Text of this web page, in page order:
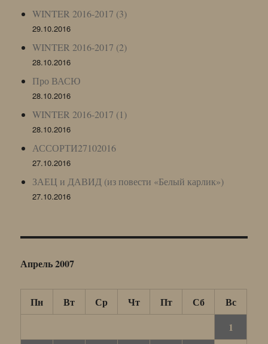
WINTER 2016-2017 (3)
29.10.2016
WINTER 2016-2017 (2)
28.10.2016
Про ВАСЮ
28.10.2016
WINTER 2016-2017 (1)
28.10.2016
АССОРТИ27102016
27.10.2016
ЗАЕЦ и ДАВИД (из повести «Белый карлик»)
27.10.2016
Апрель 2007
Пн Вт Ср Чт Пт Сб
Вс
1